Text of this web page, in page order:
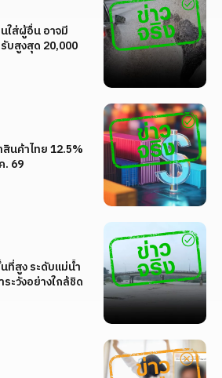
ใส่ผู้อื่น อาจมี
บสูงสุด 20,000
นค้าไทย 12.5%
. 69
ที่สูง ระดับแม่น้ำ
ะวังอย่างใกล้ชิด